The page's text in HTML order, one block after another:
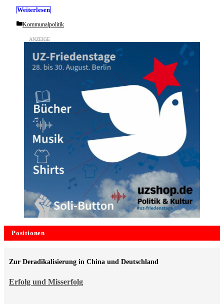
Weiterlesen
Categories
Kommunalpolitik
Positionen
Erfolg und Misserfolg
Zur Deradikalisierung in China und Deutschland